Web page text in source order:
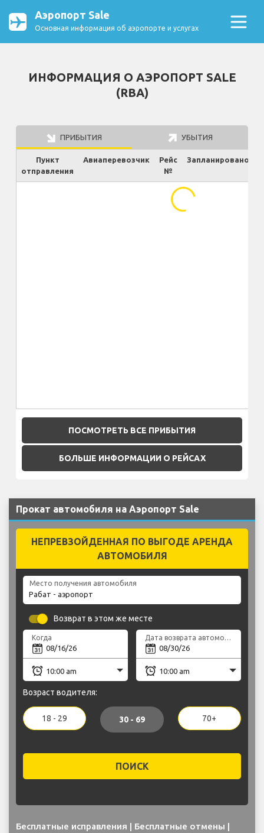
Аэропорт Sale
Основная информация об аэропорте и услугах
ИНФОРМАЦИЯ О АЭРОПОРТ SALE
(RBA)
ПРИБЫТИЯ УБЫТИЯ
Пункт
отправления
Авиаперевозчик
Рейс
№
Запланировано
...
ПОСМОТРЕТЬ ВСЕ ПРИБЫТИЯ
БОЛЬШЕ ИНФОРМАЦИИ О РЕЙСАХ
Прокат автомобиля на Аэропорт Sale
НЕПРЕВЗОЙДЕННАЯ ПО ВЫГОДЕ АРЕНДА
АВТОМОБИЛЯ
Место получения автомобиля
Возврат в этом же месте
Когда
Возраст водителя:
18 - 29 30 - 69 70+
ПОИСК
Бесплатные исправления | Бесплатные отмены |